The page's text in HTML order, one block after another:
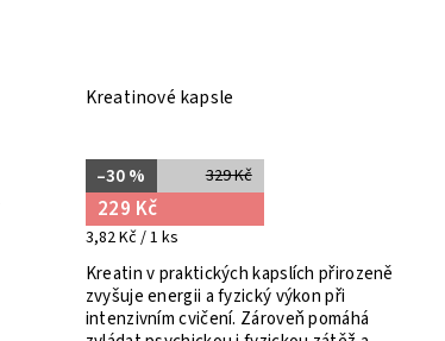
Kreatinové kapsle
329 Kč
–30 %
229 Kč
3,82 Kč / 1 ks
Kreatin v praktických kapslích přirozeně
zvyšuje energii a fyzický výkon při
intenzivním cvičení. Zároveň pomáhá